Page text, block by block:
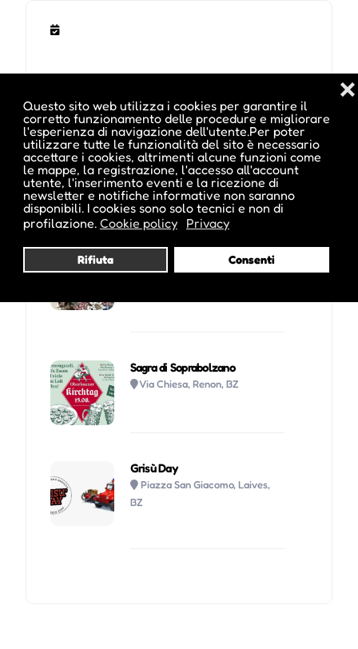
Questo sito web utilizza i cookies per garantire il
corretto funzionamento delle procedure e migliorare
l'esperienza di navigazione dell'utente.Per poter
utilizzare tutte le funzionalità del sito è necessario
accettare i cookies, altrimenti alcune funzioni come
le mappe, la registrazione, l'accesso all'account
utente, l'inserimento eventi e la ricezione di
newsletter e notifiche informative non saranno
disponibili. I cookies sono solo tecnici e non di
profilazione. Cookie policy Privacy
Rifiuta Consenti
❌
Potrebbe interessarti anche :
Barthlmastag - Raduno del
Sagra di Soprabolzano
Via Chiesa, Renon, BZ
Grisù Day
Piazza San Giacomo, Laives,
BZ